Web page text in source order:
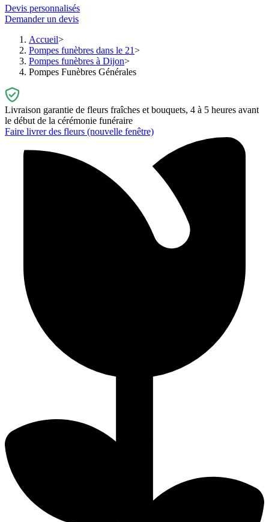
Devis personnalisés
Demander un devis
Accueil
Pompes funèbres dans le 21
Pompes funèbres à Dijon
Pompes Funèbres Générales
Livraison garantie de fleurs fraîches et bouquets, 4 à 5 heures avant
le début de la cérémonie funéraire
Faire livrer des fleurs (nouvelle fenêtre)